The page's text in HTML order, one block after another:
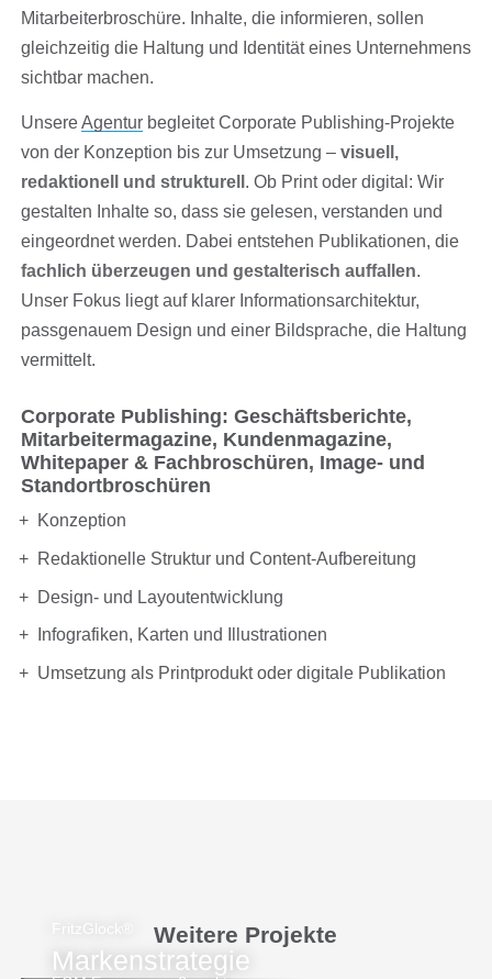
Mitarbeiterbroschüre. Inhalte, die informieren, sollen
gleichzeitig die Haltung und Identität eines Unternehmens
sichtbar machen.
UnsereAgenturbegleitet Corporate Publishing-Projekte
von der Konzeption bis zur Umsetzung – visuell,
redaktionell und strukturell . Ob Print oder digital: Wir
gestalten Inhalte so, dass sie gelesen, verstanden und
eingeordnet werden. Dabei entstehen Publikationen, die
fachlich überzeugen und gestalterisch auffallen.
Unser Fokus liegt auf klarer Informationsarchitektur,
passgenauem Design und einer Bildsprache, die Haltung
vermittelt.
Corporate Publishing: Geschäftsberichte,
Mitarbeitermagazine, Kundenmagazine,
Whitepaper & Fachbroschüren, Image- und
Standortbroschüren
Konzeption
Redaktionelle Struktur und Content-Aufbereitung
Design- und Layoutentwicklung
Infografiken, Karten und Illustrationen
Umsetzung als Printprodukt oder digitale Publikation
Weitere Projekte
Markenstrategie